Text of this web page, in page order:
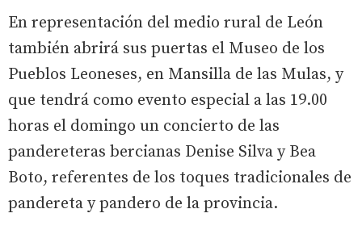
En representación del medio rural de León
también abrirá sus puertas el Museo de los
Pueblos Leoneses, en Mansilla de las Mulas, y
que tendrá como evento especial a las 19.00
horas el domingo un concierto de las
pandereteras bercianas Denise Silva y Bea
Boto, referentes de los toques tradicionales de
pandereta y pandero de la provincia.